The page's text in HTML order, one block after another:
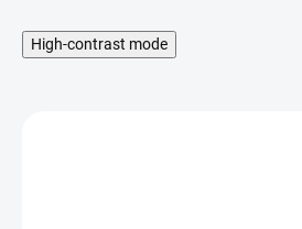
High-contrast mode